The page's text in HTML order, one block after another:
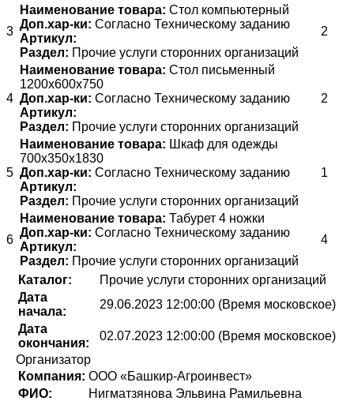
3
Наименование товара: Стол компьютерный
Доп.хар-ки: Согласно Техническому заданию
Артикул:
Раздел: Прочие услуги сторонних организаций
2
4
Наименование товара: Стол письменный
1200х600х750
Доп.хар-ки: Согласно Техническому заданию
Артикул:
Раздел: Прочие услуги сторонних организаций
2
5
Наименование товара: Шкаф для одежды
700х350х1830
Доп.хар-ки: Согласно Техническому заданию
Артикул:
Раздел: Прочие услуги сторонних организаций
1
6
Наименование товара: Табурет 4 ножки
Доп.хар-ки: Согласно Техническому заданию
Артикул:
Раздел: Прочие услуги сторонних организаций
4
Каталог:
Прочие услуги сторонних организаций
Дата
начала:
29.06.2023 12:00:00 (Время московское)
Дата
окончания:
02.07.2023 12:00:00 (Время московское)
Организатор
Компания: ООО «Башкир-Агроинвест»
ФИО:
Нигматзянова Эльвина Рамильевна